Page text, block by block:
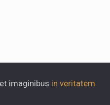
imaginibus in veritatem